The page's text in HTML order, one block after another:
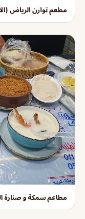
مطعم توارن الرياض
مطاعم سمكة و صنارة